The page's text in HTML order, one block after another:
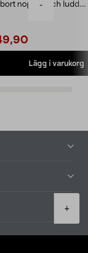
-
+
noppor och ludd.
Lägg i varukorg